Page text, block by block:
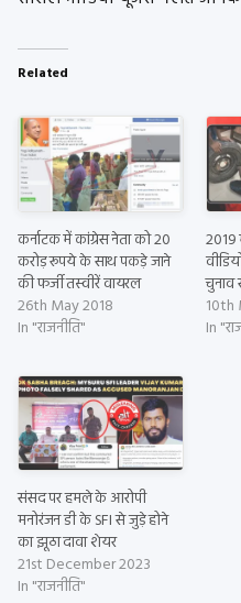
Related
कर्नाटक में कांग्रेस नेता को 20
करोड़ रूपये के साथ पकड़े जाने
की फर्जी तस्वीरें वायरल
26th May 2018
In "राजनीति"
2019
10th
In
संसद पर हमले के आरोपी
मनोरंजन डी के SFI से जुड़े होने
का झूठा दावा शेयर
21st December 2023
In "राजनीति"